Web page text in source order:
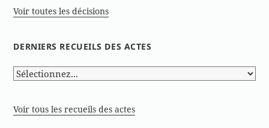
Voir toutes les décisions
DERNIERS RECUEILS DES ACTES
Voir tous les recueils des actes